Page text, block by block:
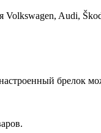
Audi,
брелок